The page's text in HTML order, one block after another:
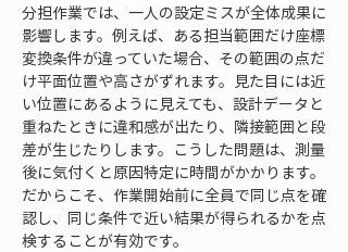
分担作業では、一人の設定ミスが全体成果に
影響します。例えば、ある担当範囲だけ座標
変換条件が違っていた場合、その範囲の点だ
け平面位置や高さがずれます。見た目には近
い位置にあるように見えても、設計データと
重ねたときに違和感が出たり、隣接範囲と段
差が生じたりします。こうした問題は、測量
後に気付くと原因特定に時間がかかります。
だからこそ、作業開始前に全員で同じ点を確
認し、同じ条件で近い結果が得られるかを点
検することが有効です。